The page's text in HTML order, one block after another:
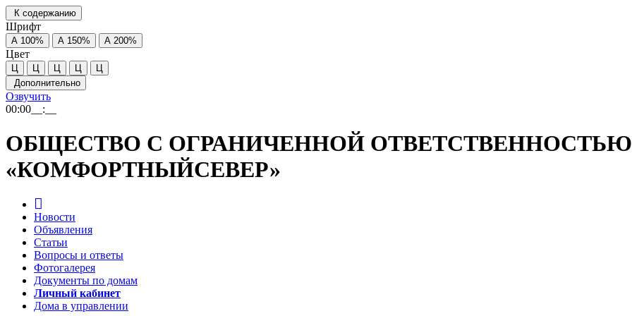
К содержанию
Шрифт
А 100% А 150% А 200%
Цвет
Ц Ц Ц Ц
Ц
Дополнительно
Озвучить
00:00 __:__
ОБЩЕСТВО С ОГРАНИЧЕННОЙ
«КОМФОРТНЫЙСЕВЕР»
Новости
Объявления
Статьи
Вопросы и ответы
Фотогалерея
Документы по домам
Личный кабинет
Дома в управлении